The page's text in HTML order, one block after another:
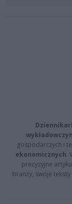
gospodarczych i
ekonomicznych.
precyzyjne
branży, swoje